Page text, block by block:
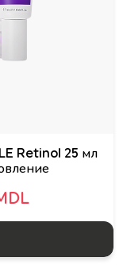
Retinol 25 мл